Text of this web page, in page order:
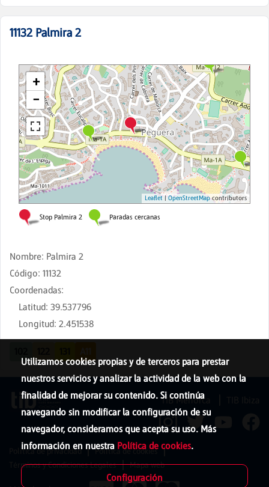
11132 Palmira 2
Nombre: Palmira 2
Código: 11132
Coordenadas:
Latitud: 39.537796
Longitud: 2.451538
Utilizamos cookies propias y de terceros para prestar
nuestros servicios y analizar la actividad de la web con la
finalidad de mejorar su contenido. Si continúa
navegando sin modificar la configuración de su
navegador, consideramos que acepta su uso. Más
información en nuestra Política de cookies.
Configuración
TIB Menorca
Política de privacidad
Política de cookies
Términos y Condiciones Legales
Mapa web